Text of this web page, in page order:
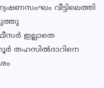
വീട്ടിലെത്തി
ഇല്ലാതെ
തഹസില്‍ദാറിനെ